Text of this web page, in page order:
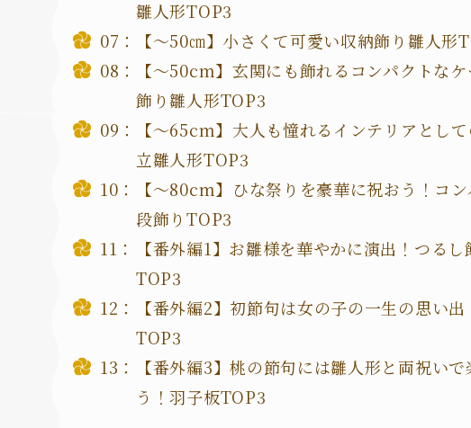
雛人形TOP3
【～50㎝】小さくて可愛い収納飾り雛人形
【～50cm】玄関にも飾れるコンパクトな
飾り雛人形TOP3
【～65cm】大人も憧れるインテリアとし
立雛人形TOP3
【～80cm】ひな祭りを豪華に祝おう！コ
段飾りTOP3
【番外編1】お雛様を華やかに演出！つるし
TOP3
【番外編2】初節句は女の子の一生の思い
TOP3
【番外編3】桃の節句には雛人形と両祝い
う！羽子板TOP3